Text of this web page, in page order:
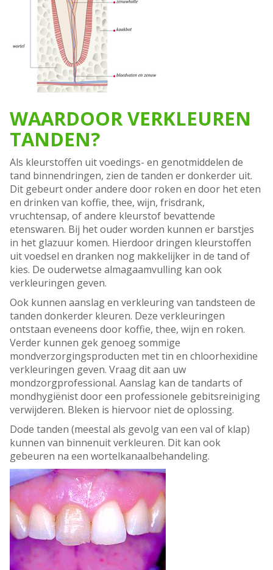
WAARDOOR VERKLEUREN
TANDEN?
Als kleurstoffen uit voedings- en genotmiddelen de
tand binnendringen, zien de tanden er donkerder uit.
Dit gebeurt onder andere door roken en door het eten
en drinken van koffie, thee, wijn, frisdrank,
vruchtensap, of andere kleurstof bevattende
etenswaren. Bij het ouder worden kunnen er barstjes
in het glazuur komen. Hierdoor dringen kleurstoffen
uit voedsel en dranken nog makkelijker in de tand of
kies. De ouderwetse almagaamvulling kan ook
verkleuringen geven.
Ook kunnen aanslag en verkleuring van tandsteen de
tanden donkerder kleuren. Deze verkleuringen
ontstaan eveneens door koffie, thee, wijn en roken.
Verder kunnen gek genoeg sommige
mondverzorgingsproducten met tin en chloorhexidine
verkleuringen geven. Vraag dit aan uw
mondzorgprofessional. Aanslag kan de tandarts of
mondhygiënist door een professionele gebitsreiniging
verwijderen. Bleken is hiervoor niet de oplossing.
Dode tanden (meestal als gevolg van een val of klap)
kunnen van binnenuit verkleuren. Dit kan ook
gebeuren na een wortelkanaalbehandeling.